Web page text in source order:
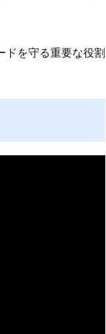
ドを守る重要な役割